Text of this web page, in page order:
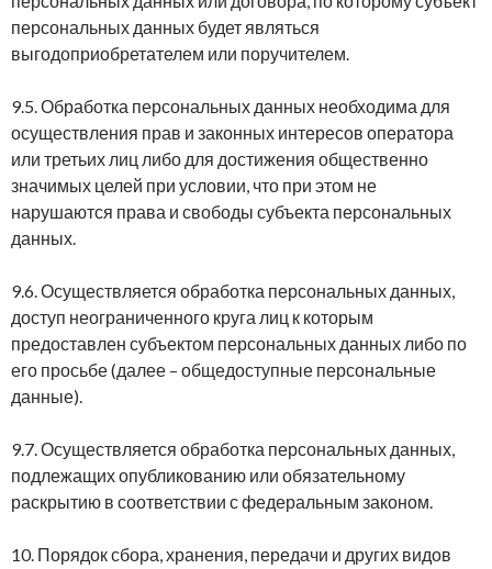
персональных данных будет являться
выгодоприобретателем или поручителем.
9.5. Обработка персональных данных необходима для
осуществления прав и законных интересов оператора
или третьих лиц либо для достижения общественно
значимых целей при условии, что при этом не
нарушаются права и свободы субъекта персональных
данных.
9.6. Осуществляется обработка персональных данных,
доступ неограниченного круга лиц к которым
предоставлен субъектом персональных данных либо по
его просьбе (далее – общедоступные персональные
данные).
9.7. Осуществляется обработка персональных данных,
подлежащих опубликованию или обязательному
раскрытию в соответствии с федеральным законом.
10. Порядок сбора, хранения, передачи и других видов